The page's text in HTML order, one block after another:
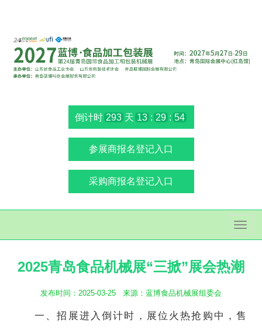
倒计时 293 天 13 : 29 : 54
参展商报名登记入口
采购商报名登记入口
切
导
2025青岛食品机械展“三掀”展会热潮
发布时间：2025-03-25 来源：蓝博食品机械展组委会
一、招展进入倒计时，展位火热抢购中，售